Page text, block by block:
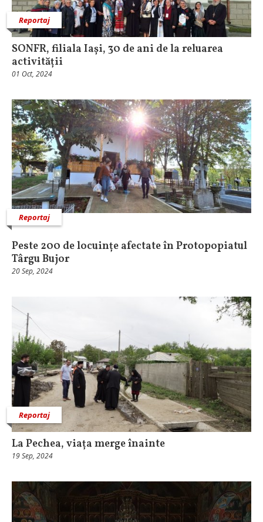
Reportaj
SONFR, filiala Iași, 30 de ani de la reluarea
activității
01 Oct, 2024
Reportaj
Peste 200 de locuințe afectate în Protopopiatul
Târgu Bujor
20 Sep, 2024
Reportaj
La Pechea, viața merge înainte
19 Sep, 2024